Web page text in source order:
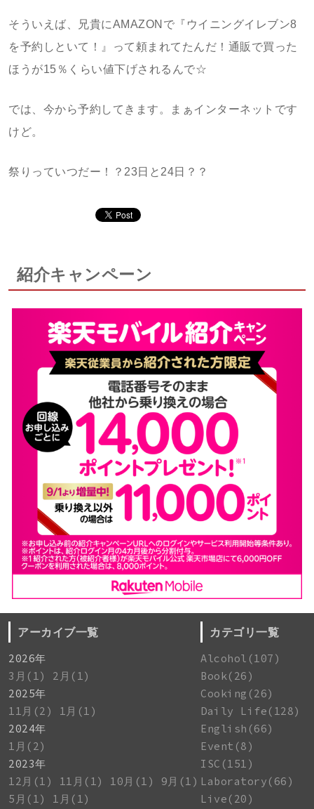
そういえば、兄貴にAMAZONで『ウイニングイレブン8
を予約しといて！』って頼まれてたんだ！通販で買った
ほうが15％くらい値下げされるんで☆
では、今から予約してきます。まぁインターネットです
けど。
祭りっていつだー！？23日と24日？？
紹介キャンペーン
アーカイブ一覧
2026年
3月(1)
2月(1)
2025年
11月(2)
1月(1)
2024年
1月(2)
2023年
12月(1)
11月(1) 10月(1)
9月(1)
5月(1)
1月(1)
カテゴリ一覧
Alcohol(107)
Book(26)
Cooking(26)
Daily Life(128)
English(66)
Event(8)
ISC(151)
Laboratory(66)
Live(20)